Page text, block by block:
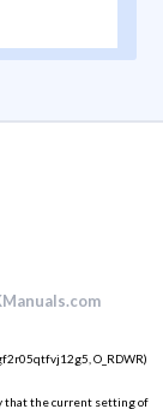
O_RDWR)
that the current setting of